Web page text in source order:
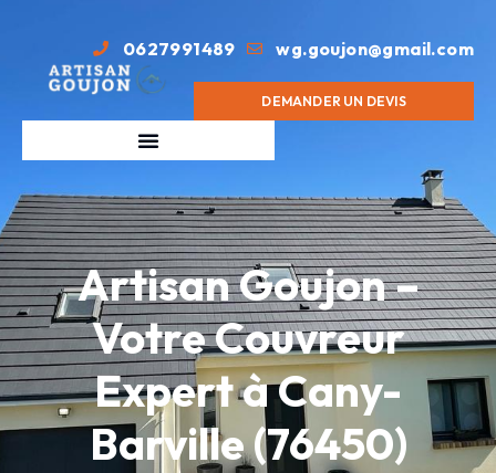
0627991489 wg.goujon@gmail.com
DEMANDER UN DEVIS
Artisan Goujon –
Votre Couvreur
Expert à Cany-
Barville (76450)